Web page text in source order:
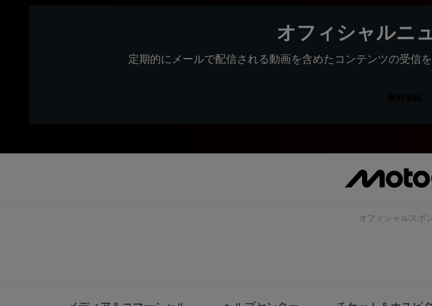
オフィシャルニ
定期的にメールで配信される動画を含めたコンテンツの受信
オフィシャルスポ